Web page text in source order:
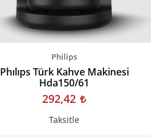
Philips
Phılıps Türk Kahve Makinesi
Hda150/61
292,42
Taksitle